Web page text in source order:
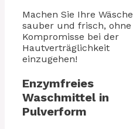
Machen Sie Ihre Wäsche
sauber und frisch, ohne
Kompromisse bei der
Hautverträglichkeit
einzugehen!
Enzymfreies
Waschmittel in
Pulverform